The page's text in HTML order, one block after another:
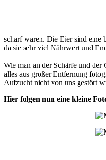
scharf waren. Die Eier sind eine
da sie sehr viel Nährwert und
Wie man an der Schärfe und der
alles aus großer Entfernung
Aufzucht nicht von uns gestört
Hier folgen nun eine kleine